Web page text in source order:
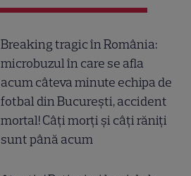
Breaking tragic în România:
microbuzul în care se afla
acum câteva minute echipa de
fotbal din București, accident
mortal! Câți morți și câți răniți
sunt până acum